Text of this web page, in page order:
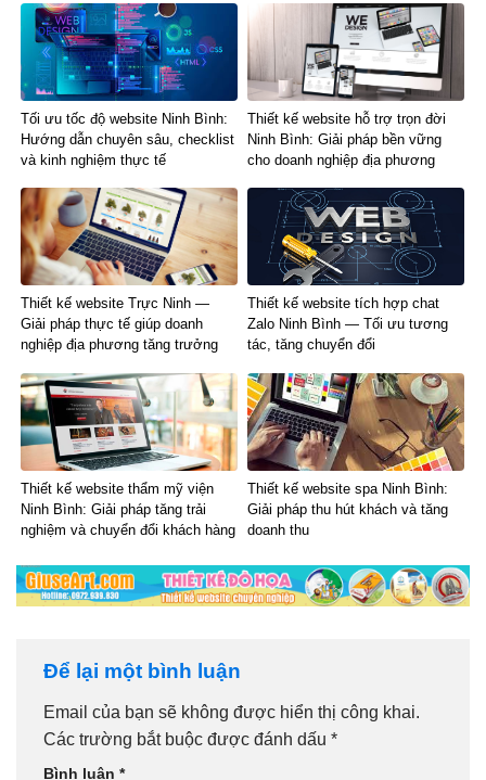
Tối ưu tốc độ website Ninh Bình:
Hướng dẫn chuyên sâu, checklist
và kinh nghiệm thực tế
Thiết kế website hỗ trợ trọn đời
Ninh Bình: Giải pháp bền vững
cho doanh nghiệp địa phương
Thiết kế website Trực Ninh —
Giải pháp thực tế giúp doanh
nghiệp địa phương tăng trưởng
Thiết kế website tích hợp chat
Zalo Ninh Bình — Tối ưu tương
tác, tăng chuyển đổi
Thiết kế website thẩm mỹ viện
Ninh Bình: Giải pháp tăng trải
nghiệm và chuyển đổi khách hàng
Thiết kế website spa Ninh Bình:
Giải pháp thu hút khách và tăng
doanh thu
Để lại một bình luận
Email của bạn sẽ không được hiển thị công khai.
Các trường bắt buộc được đánh dấu *
Bình luận *